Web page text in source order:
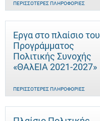
ΠΕΡΙΣΣΌΤΕΡΕΣ ΠΛΗΡΟΦΟΡΊΕΣ
Έργα στο πλαίσιο του
Προγράμματος
Πολιτικής Συνοχής
«ΘΑλΕΙΑ 2021-2027»
ΠΕΡΙΣΣΌΤΕΡΕΣ ΠΛΗΡΟΦΟΡΊΕΣ